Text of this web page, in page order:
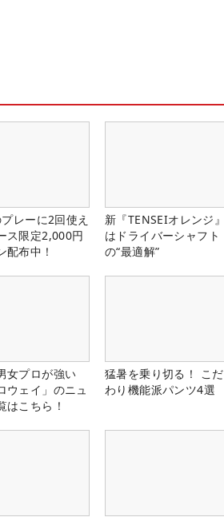
レーに2回使え
ス限定2,000円
配布中！
新『TENSEIオレンジ』
はドライバーシャフト
の“最適解”
女プロが強い
ウェイ」のニュ
はこちら！
猛暑を乗り切る！ こだ
わり機能派パンツ4選